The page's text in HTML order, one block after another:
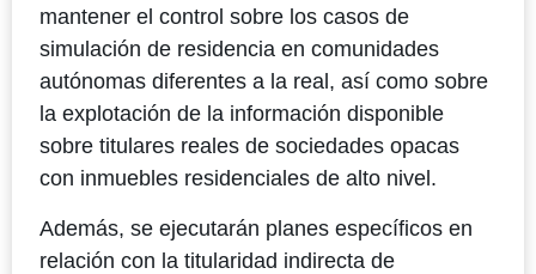
mantener el control sobre los casos de
simulación de residencia en comunidades
autónomas diferentes a la real, así como sobre
la explotación de la información disponible
sobre titulares reales de sociedades opacas
con inmuebles residenciales de alto nivel.
Además, se ejecutarán planes específicos en
relación con la titularidad indirecta de